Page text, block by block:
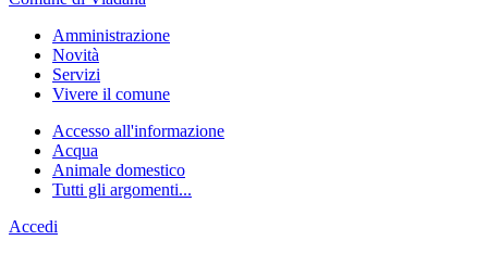
Amministrazione
Novità
Servizi
Vivere il comune
Accesso all'informazione
Acqua
Animale domestico
Tutti gli argomenti...
Accedi